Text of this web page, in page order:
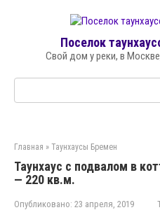
Поселок
Свой дом у реки, в
Главная » Таунхаусы Бремен
Таунхаус с подвалом в
— 220 кв.м.
Опубликовано: 23 апреля, 2019